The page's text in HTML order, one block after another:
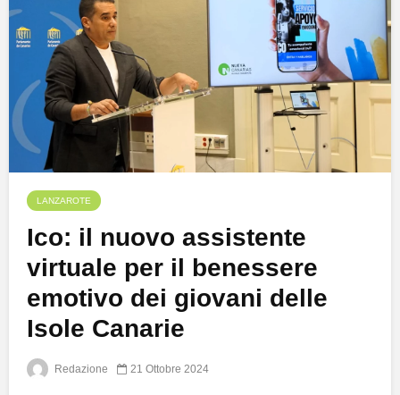
LANZAROTE
Ico: il nuovo assistente
virtuale per il benessere
emotivo dei giovani delle
Isole Canarie
Redazione 21 Ottobre 2024